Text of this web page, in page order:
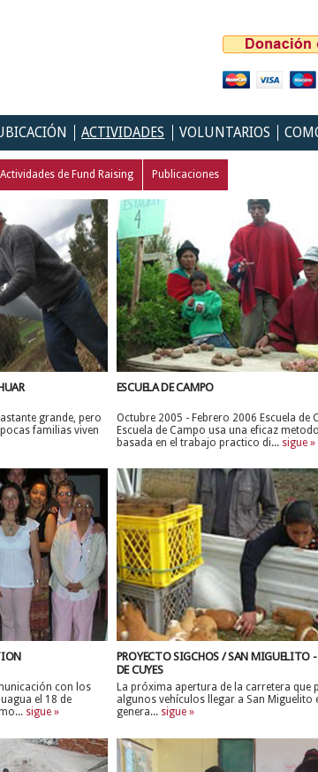
ACTIVIDADES VOLUNTARIOS
Actividades de Fund Raising Publicaciones
grande, pero
familias viven
ESCUELA DE CAMPO
Octubre 2005 - Febrero 2006 Escuela de
Escuela de Campo usa una eficaz
basada en el trabajo practico di... sigue »
con los
el 18 de
sigue »
PROYECTO SIGCHOS / SAN MIGUELITO
DE CUYES
La próxima apertura de la carretera que
algunos vehículos llegar a San Miguelito
genera... sigue »